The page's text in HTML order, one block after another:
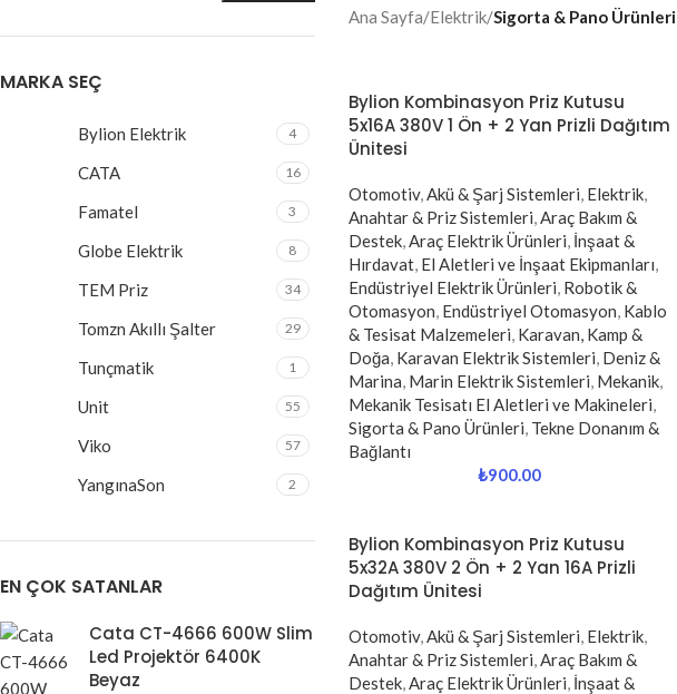
MARKA SEÇ
Bylion Elektrik 4
CATA 16
Famatel 3
Globe Elektrik 8
TEM Priz 34
Tomzn Akıllı Şalter 29
Tunçmatik 1
Unit 55
Viko 57
YangınaSon 2
EN ÇOK SATANLAR
Cata CT-4666 600W Slim
Led Projektör 6400K
Beyaz
Ana Sayfa/Elektrik/Sigorta & Pano Ürünleri
Bylion Kombinasyon Priz Kutusu
5x16A 380V 1 Ön + 2 Yan Prizli Dağıtım
Ünitesi
Otomotiv,Akü & Şarj Sistemleri, Elektrik,
Anahtar & Priz Sistemleri,Araç Bakım &
Destek,Araç Elektrik Ürünleri, İnşaat &
Hırdavat, El Aletleri ve İnşaat Ekipmanları,
Endüstriyel Elektrik Ürünleri, Robotik &
Otomasyon, Endüstriyel Otomasyon, Kablo
& Tesisat Malzemeleri, Karavan, Kamp &
Doğa, Karavan Elektrik Sistemleri, Deniz &
Marina, Marin Elektrik Sistemleri, Mekanik,
Mekanik Tesisatı El Aletleri ve Makineleri,
Sigorta & Pano Ürünleri, Tekne Donanım &
Bağlantı
₺900.00
Bylion Kombinasyon Priz Kutusu
5x32A 380V 2 Ön + 2 Yan 16A Prizli
Dağıtım Ünitesi
Otomotiv,Akü & Şarj Sistemleri, Elektrik,
Anahtar & Priz Sistemleri,Araç Bakım &
Destek,Araç Elektrik Ürünleri, İnşaat &